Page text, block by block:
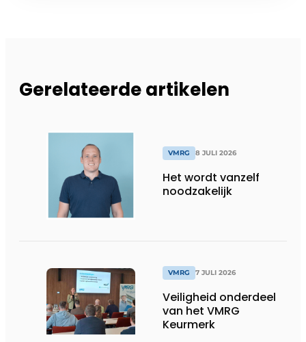
Gerelateerde artikelen
VMRG 8 JULI 2026
Het wordt vanzelf
noodzakelijk
VMRG 7 JULI 2026
Veiligheid onderdeel
van het VMRG
Keurmerk